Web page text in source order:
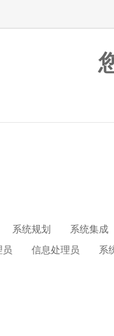
系统规划
系统集成
员 信息处理员 系